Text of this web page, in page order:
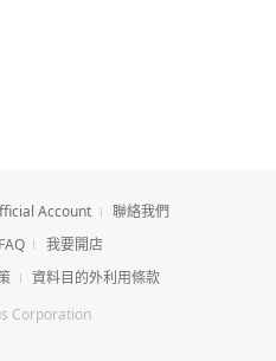
Account
聯絡我們
FAQ
我要開店
資料目的外利用條款
Corporation